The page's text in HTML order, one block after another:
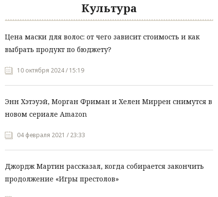
Культура
Цена маски для волос: от чего зависит стоимость и как
выбрать продукт по бюджету?
10 октября 2024 / 15:19
Энн Хэтэуэй, Морган Фриман и Хелен Миррен снимутся в
новом сериале Amazon
04 февраля 2021 / 23:33
Джордж Мартин рассказал, когда собирается закончить
продолжение «Игры престолов»